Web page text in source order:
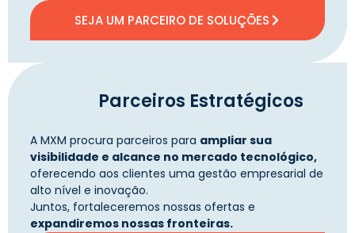
SEJA UM PARCEIRO DE SOLUÇÕES
Parceiros Estratégicos
A MXM procura parceiros para ampliar sua
visibilidade e alcance no mercado tecnológico,
oferecendo aos clientes uma gestão empresarial de
alto nível e inovação.
Juntos, fortaleceremos nossas ofertas e
expandiremos nossas fronteiras.